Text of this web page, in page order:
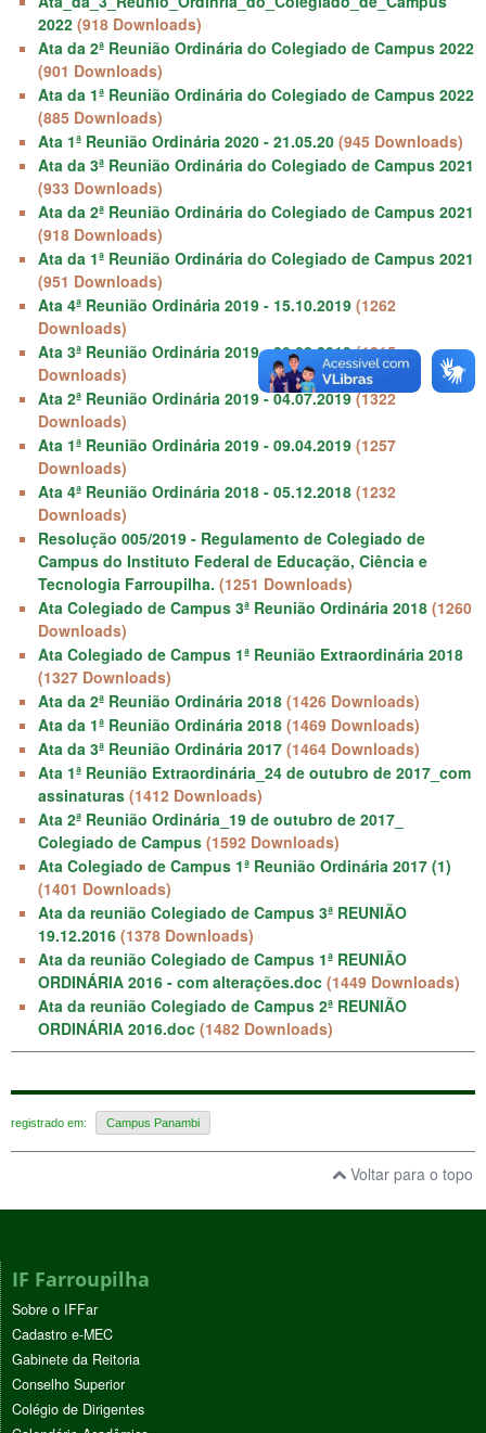
2022 (918 Downloads)
Ata da 2ª Reunião Ordinária do Colegiado de Campus 2022
(901 Downloads)
Ata da 1ª Reunião Ordinária do Colegiado de Campus 2022
(885 Downloads)
Ata 1ª Reunião Ordinária 2020 - 21.05.20 (945 Downloads)
Ata da 3ª Reunião Ordinária do Colegiado de Campus 2021
(933 Downloads)
Ata da 2ª Reunião Ordinária do Colegiado de Campus 2021
(918 Downloads)
Ata da 1ª Reunião Ordinária do Colegiado de Campus 2021
(951 Downloads)
Ata 4ª Reunião Ordinária 2019 - 15.10.2019 (1262
Downloads)
Ata 3ª Reunião Ordinária 2019 - 20.08.2019 (1215
Downloads)
Ata 2ª Reunião Ordinária 2019 - 04.07.2019 (1322
Downloads)
Ata 1ª Reunião Ordinária 2019 - 09.04.2019 (1257
Downloads)
Ata 4ª Reunião Ordinária 2018 - 05.12.2018 (1232
Downloads)
Resolução 005/2019 - Regulamento de Colegiado de
Campus do Instituto Federal de Educação, Ciência e
Tecnologia Farroupilha. (1251 Downloads)
Ata Colegiado de Campus 3ª Reunião Ordinária 2018 (1260
Downloads)
Ata Colegiado de Campus 1ª Reunião Extraordinária 2018
(1327 Downloads)
Ata da 2ª Reunião Ordinária 2018 (1426 Downloads)
Ata da 1ª Reunião Ordinária 2018 (1469 Downloads)
Ata da 3ª Reunião Ordinária 2017 (1464 Downloads)
Ata 1ª Reunião Extraordinária_24 de outubro de 2017_com
assinaturas (1412 Downloads)
Ata 2ª Reunião Ordinária_19 de outubro de 2017_
Colegiado de Campus (1592 Downloads)
Ata Colegiado de Campus 1ª Reunião Ordinária 2017 (1)
(1401 Downloads)
Ata da reunião Colegiado de Campus 3ª REUNIÃO
19.12.2016 (1378 Downloads)
Ata da reunião Colegiado de Campus 1ª REUNIÃO
ORDINÁRIA 2016 - com alterações.doc (1449 Downloads)
Ata da reunião Colegiado de Campus 2ª REUNIÃO
ORDINÁRIA 2016.doc (1482 Downloads)
registrado em: Campus Panambi
Voltar para o topo
IF Farroupilha
Sobre o IFFar
Cadastro e-MEC
Gabinete da Reitoria
Conselho Superior
Colégio de Dirigentes